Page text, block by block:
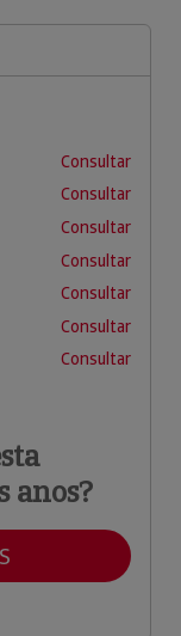
Consultar
Consultar
Consultar
Consultar
Consultar
Consultar
Consultar
anos?